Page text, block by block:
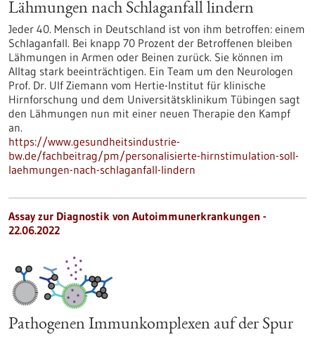
Lähmungen nach Schlaganfall lindern
Jeder 40. Mensch in Deutschland ist von ihm betroffen: einem
Schlaganfall. Bei knapp 70 Prozent der Betroffenen bleiben
Lähmungen in Armen oder Beinen zurück. Sie können im
Alltag stark beeinträchtigen. Ein Team um den Neurologen
Prof. Dr. Ulf Ziemann vom Hertie-Institut für klinische
Hirnforschung und dem Universitätsklinikum Tübingen sagt
den Lähmungen nun mit einer neuen Therapie den Kampf
an.
https://www.gesundheitsindustrie-
bw.de/fachbeitrag/pm/personalisierte-hirnstimulation-soll-
laehmungen-nach-schlaganfall-lindern
Assay zur Diagnostik von Autoimmunerkrankungen -
22.06.2022
Pathogenen Immunkomplexen auf der Spur